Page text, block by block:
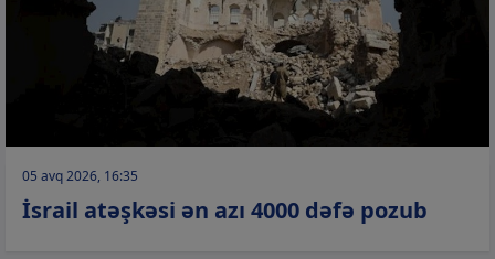
05 avq 2026, 16:35
İsrail atəşkəsi ən azı 4000 dəfə pozub